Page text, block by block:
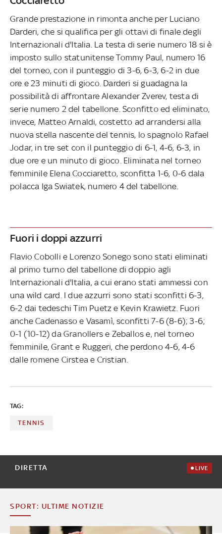
Grande prestazione in rimonta anche per Luciano
Darderi, che si qualifica per gli ottavi di finale degli
Internazionali d'Italia. La testa di serie numero 18 si è
imposto sullo statunitense Tommy Paul, numero 16
del torneo, con il punteggio di 3-6, 6-3, 6-2 in due
ore e 23 minuti di gioco. Darderi si guadagna la
possibilità di affrontare Alexander Zverev, testa di
serie numero 2 del tabellone. Sconfitto ed eliminato,
invece, Matteo Arnaldi, costetto ad arrandersi alla
nuova stella nascente del tennis, lo spagnolo Rafael
Jodar, in tre set con il punteggio di 6-1, 4-6, 6-3, in
due ore e un minuto di gioco. Eliminata nel torneo
femminile Elena Cocciaretto, sconfitta 1-6, 0-6 dala
polacca Iga Swiatek, numero 4 del tabellone.
Fuori i doppi azzurri
Flavio Cobolli e Lorenzo Sonego sono stati eliminati
al primo turno del tabellone di doppio agli
Internazionali d'Italia, a cui erano stati ammessi con
una wild card. I due azzurri sono stati sconfitti 6-3,
6-2 dai tedeschi Tim Puetz e Kevin Krawietz. Fuori
anche Cadenasso e Vasamì, sconfitti 7-6 (8-6); 3-6;
0-1 (10-12) da Granollers e Zeballos e, nel torneo
femminile, Grant e Ruggeri, che perdono 4-6, 4-6
dalle romene Cirstea e Cristian.
TAG:
TENNIS
DIRETTA LIVE
SPORT: ULTIME NOTIZIE